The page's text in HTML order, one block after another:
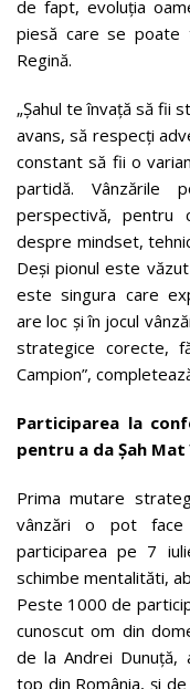
de fapt, evoluția
piesă care se poate
Regină.
„Șahul te învaţă să fii
avans, să respecţi
constant să fii o
partidă.
perspectivă, pentru
despre mindset,
Deși pionul este
este singura care
are loc și în jocul
strategice corecte,
Campion”,
Participarea la
pentru a da Șah
Prima mutare
vânzări o pot
participarea pe 7
schimbe mentalităti,
Peste 1000 de
cunoscut om din
de la Andrei Dunuţă,
top din România, şi